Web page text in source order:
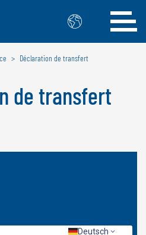
votre pays
ESPAÑOL
Déclaration de transfert
de transfert